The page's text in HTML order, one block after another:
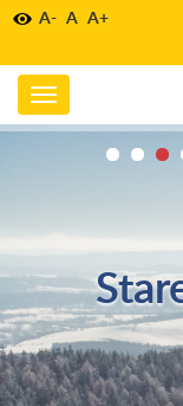
A- A A+
Toggle
navigation